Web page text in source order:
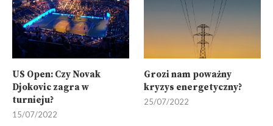
US Open: Czy Novak
Djokovic zagra w
turnieju?
15/07/2022
Grozi nam poważny
kryzys energetyczny?
25/07/2022